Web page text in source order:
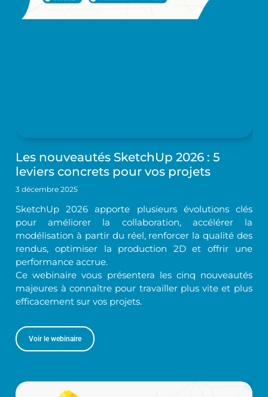
Les nouveautés SketchUp 2026 : 5
leviers concrets pour vos projets
3 décembre 2025
SketchUp 2026 apporte plusieurs évolutions clés
pour améliorer la collaboration, accélérer la
modélisation à partir du réel, renforcer la qualité des
rendus, optimiser la production 2D et offrir une
performance accrue.
Ce webinaire vous présentera les cinq nouveautés
majeures à connaître pour travailler plus vite et plus
efficacement sur vos projets.
Voir le webinaire